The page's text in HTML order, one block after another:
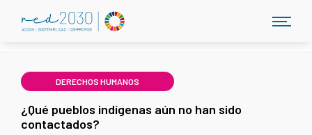
DERECHOS HUMANOS
¿Qué pueblos indígenas aún no han sido
contactados?